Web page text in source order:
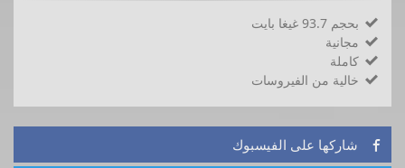
 بحجم 93.7 غيغا بايت
 مجانية
 كاملة
 خالية من الفيروسات
 شاركها على الفيسبوك